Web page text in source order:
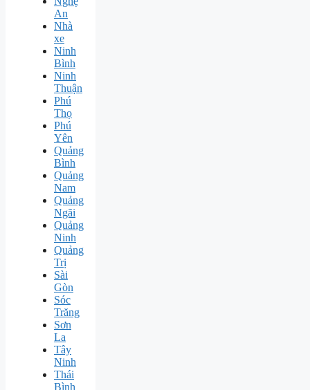
An
Nhà
xe
Ninh
Bình
Ninh
Thuận
Phú
Thọ
Phú
Yên
Quảng
Bình
Quảng
Nam
Quảng
Ngãi
Quảng
Ninh
Quảng
Trị
Sài
Gòn
Sóc
Trăng
Sơn
La
Tây
Ninh
Thái
Bình